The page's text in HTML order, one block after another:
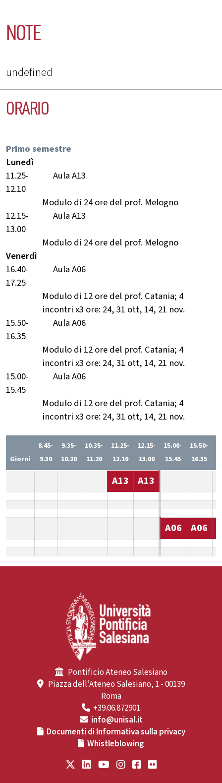
NOTE
undefined
ORARIO
Primo semestre
Lunedì
11.25-
12.10
Aula A13
Modulo di 24 ore del prof. Melogno
12.15-
13.00
Aula A13
Modulo di 24 ore del prof. Melogno
Venerdì
16.40-
17.25
Aula A06
Modulo di 12 ore del prof. Catania; 4
incontri x3 ore: 24, 31 ott, 14, 21 nov.
15.50-
16.35
Aula A06
Modulo di 12 ore del prof. Catania; 4
incontri x3 ore: 24, 31 ott, 14, 21 nov.
15.00-
15.45
Aula A06
Modulo di 12 ore del prof. Catania; 4
incontri x3 ore: 24, 31 ott, 14, 21 nov.
Giorni
8.45-
9.30
9.35-
10.20
10.35-
11.20
11.25-
12.10
12.15-
13.00
15.00-
15.45
15.50-
16.35
A13 A13
A06 A06
Pontificio Ateneo Salesiano
Piazza dell’Ateneo Salesiano, 1 - 00139
Roma
+39.06.872901
info@unisal.it
Documenti di Informativa sulla privacy
Whistleblowing